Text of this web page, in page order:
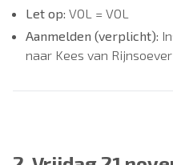
Let op: VOL = VOL
Aanmelden (verplicht):
naar Kees van